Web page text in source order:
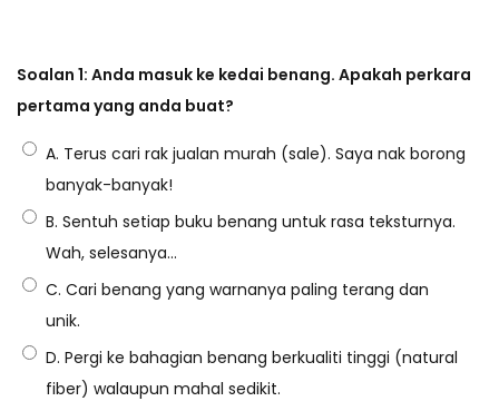
a
i
n
o
n
r
y
,
2
0
2
6
Soalan 1: Anda masuk ke kedai benang. Apakah perkara
pertama yang anda buat?
A. Terus cari rak jualan murah (sale). Saya nak borong
banyak-banyak!
B. Sentuh setiap buku benang untuk rasa teksturnya.
Wah, selesanya...
C. Cari benang yang warnanya paling terang dan
unik.
D. Pergi ke bahagian benang berkualiti tinggi (natural
fiber) walaupun mahal sedikit.